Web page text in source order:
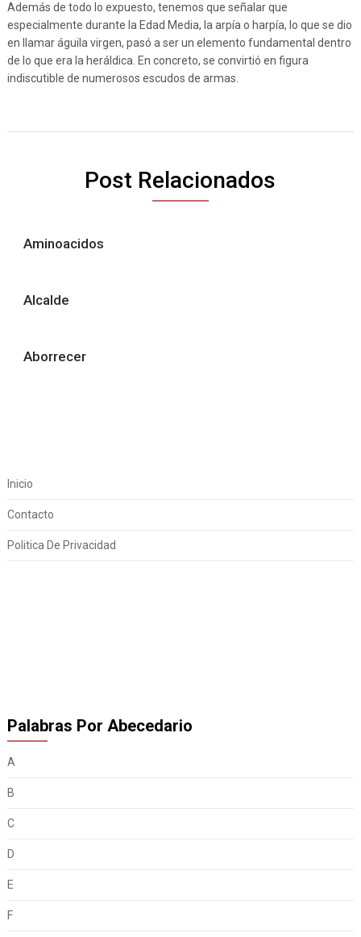
Además de todo lo expuesto, tenemos que señalar que
especialmente durante la Edad Media, la arpía o harpía, lo que se dio
en llamar águila virgen, pasó a ser un elemento fundamental dentro
de lo que era la heráldica. En concreto, se convirtió en figura
indiscutible de numerosos escudos de armas.
Post Relacionados
Aminoacidos
Alcalde
Aborrecer
Inicio
Contacto
Politica De Privacidad
Palabras Por Abecedario
A
B
C
D
E
F